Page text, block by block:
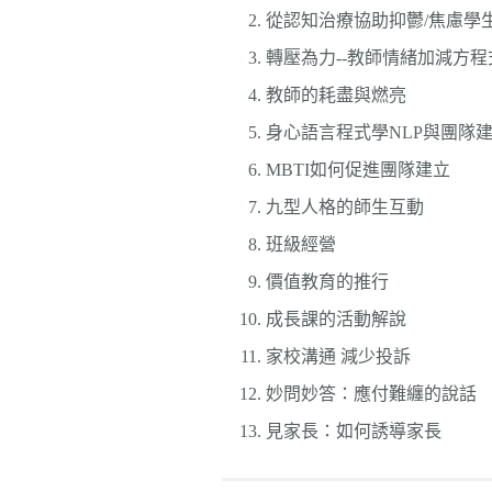
從認知治療協助抑鬱/焦慮學
轉壓為力--教師情緒加減方程
教師的耗盡與燃亮
身心語言程式學NLP與團隊
MBTI如何促進團隊建立
九型人格的師生互動
班級經營
價值教育的推行
成長課的活動解說
家校溝通 減少投訴
妙問妙答：應付難纏的說話
見家長：如何誘導家長